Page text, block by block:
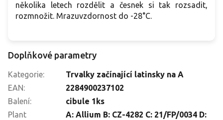
několika letech rozdělit a česnek si tak rozsadit,
rozmnožit. Mrazuvzdornost do -28°C.
Doplňkové parametry
Kategorie:
Trvalky začínající latinsky na A
EAN:
2284900237102
Balení:
cibule 1ks
Plant
A: Allium B: CZ-4282 C: 21/FP/0034 D: